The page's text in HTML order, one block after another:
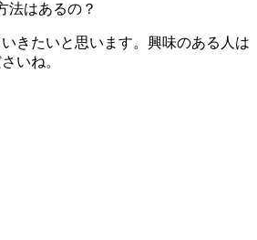
法はあるの？
きたいと思います。興味のある人は
いね。